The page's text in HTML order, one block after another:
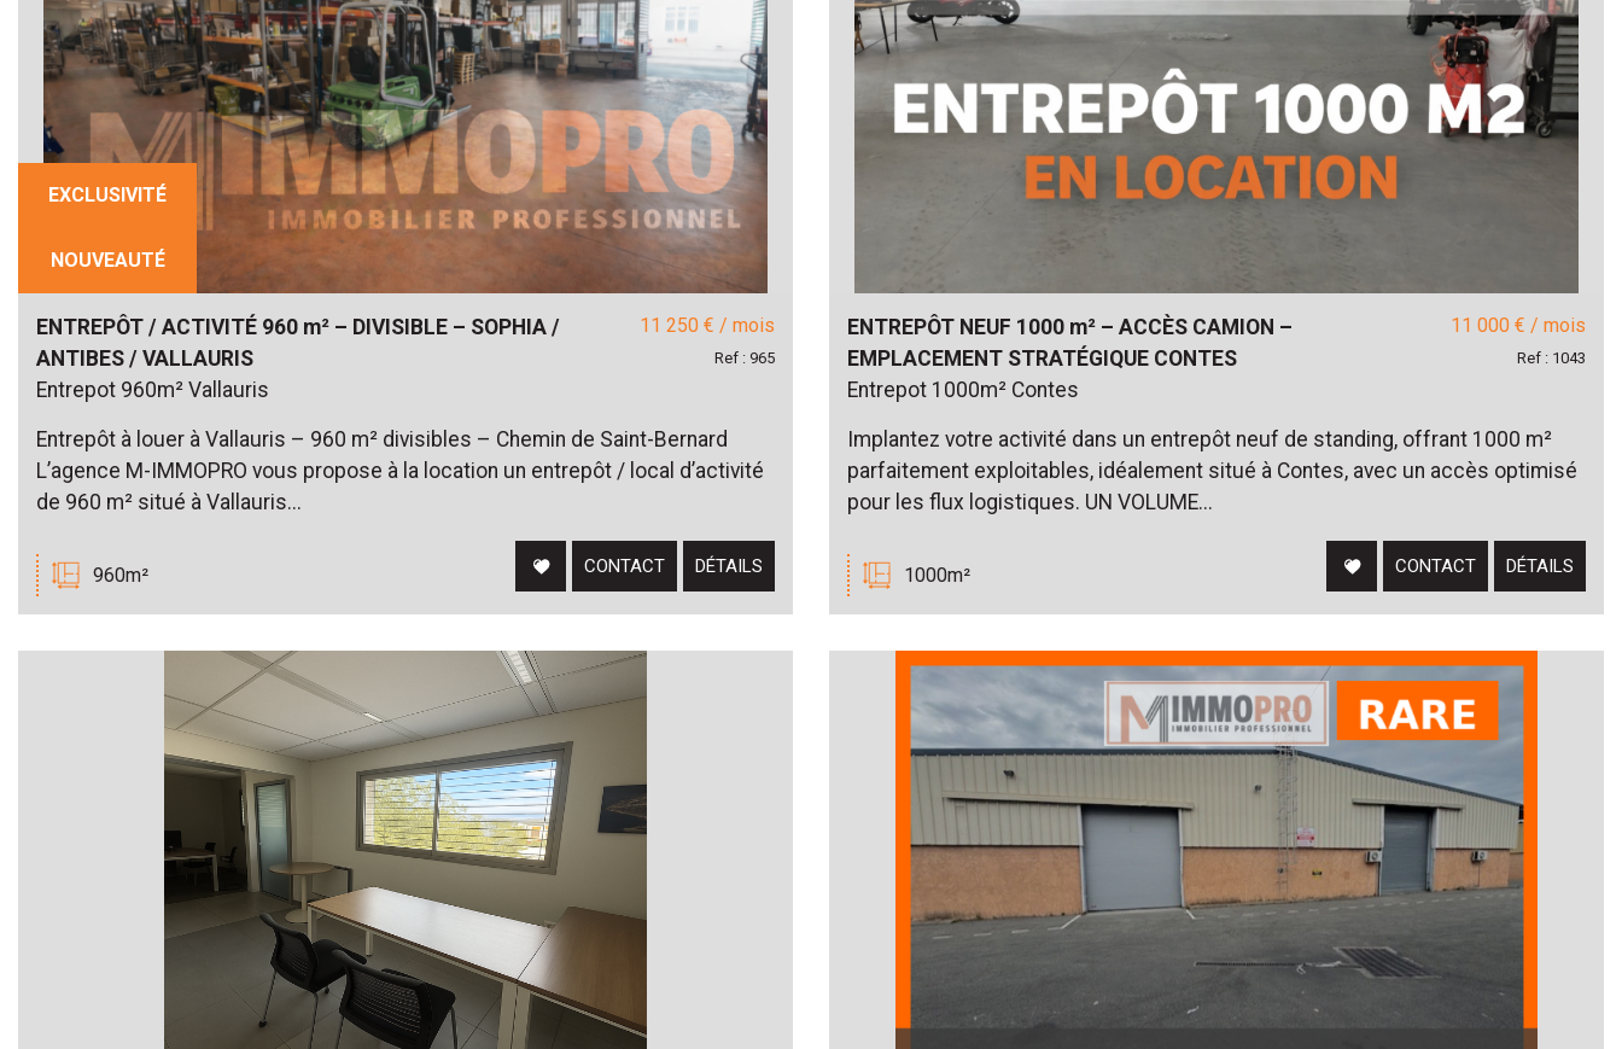
EXCLUSIVITÉ
NOUVEAUTÉ
ENTREPÔT / ACTIVITÉ 960 m² – DIVISIBLE – SOPHIA /
ANTIBES / VALLAURIS
Entrepot 960m² Vallauris
11 250 € / mois
Ref : 965
Entrepôt à louer à Vallauris – 960 m² divisibles – Chemin de Saint-Bernard
L’agence M-IMMOPRO vous propose à la location un entrepôt / local d’activité
de 960 m² situé à Vallauris...
960m² CONTACT DÉTAILS
ENTREPÔT NEUF 1000 m² – ACCÈS CAMION –
EMPLACEMENT STRATÉGIQUE CONTES
Entrepot 1000m² Contes
11 000 € / mois
Ref : 1043
Implantez votre activité dans un entrepôt neuf de standing, offrant 1000 m²
parfaitement exploitables, idéalement situé à Contes, avec un accès optimisé
pour les flux logistiques. UN VOLUME...
1000m² CONTACT DÉTAILS